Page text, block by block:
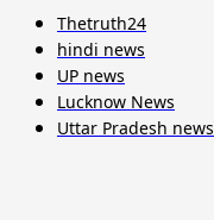
Thetruth24
hindi news
UP news
Lucknow News
Uttar Pradesh news